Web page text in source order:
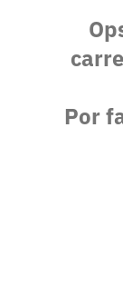
Por